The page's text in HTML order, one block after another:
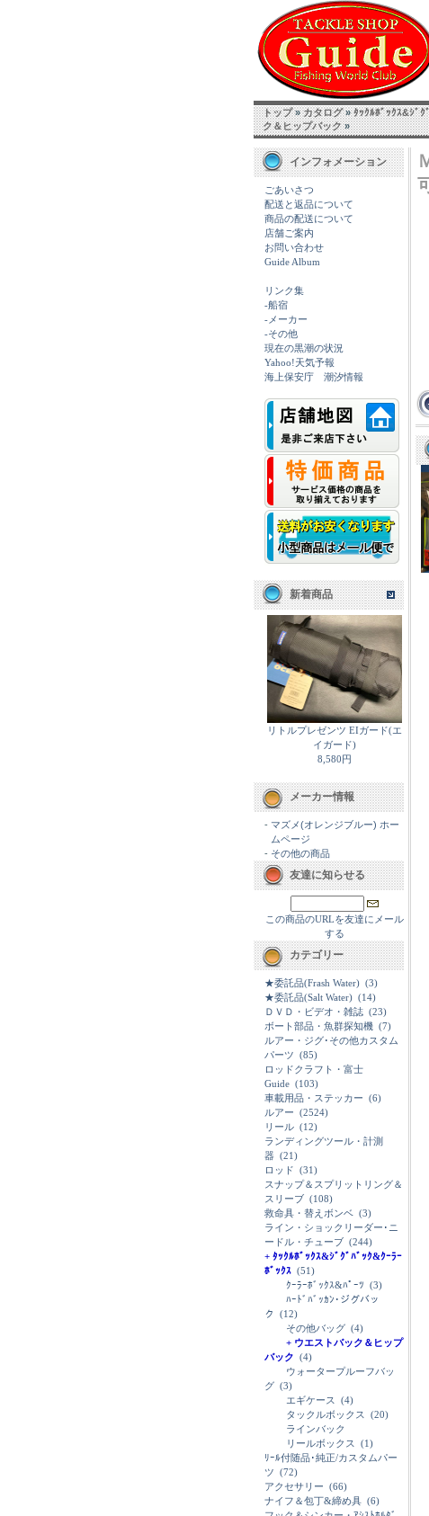
トップ»カタログ»ﾀｯｸﾙﾎﾞｯｸｽ&ｼﾞｸ
ク＆ヒップバック»
インフォメーション
ごあいさつ
配送と返品について
商品の配送について
店舗ご案内
お問い合わせ
Guide Album
リンク集
-船宿
-メーカー
-その他
現在の黒潮の状況
Yahoo!天気予報
海上保安庁 潮汐情報
新着商品
リトルプレゼンツ EIガード(エ
イガード)
8,580円
メーカー情報
- マズメ(オレンジブルー) ホー
ムページ
- その他の商品
友達に知らせる
この商品のURLを友達にメール
する
カテゴリー
★委託品(Frash Water) (3)
★委託品(Salt Water) (14)
ＤＶＤ・ビデオ・雑誌 (23)
ボート部品・魚群探知機 (7)
ルアー・ジグ･その他カスタム
パーツ (85)
ロッドクラフト・富士
Guide (103)
車載用品・ステッカー (6)
ルアー (2524)
リール (12)
ランディングツール・計測
器 (21)
ロッド (31)
スナップ＆スプリットリング＆
スリーブ (108)
救命具・替えボンベ (3)
ライン・ショックリーダー･ニ
ードル・チューブ (244)
+ ﾀｯｸﾙﾎﾞｯｸｽ&ｼﾞｸﾞﾊﾞｯｸ&ｸｰﾗｰ
ﾎﾞｯｸｽ (51)
ｸｰﾗｰﾎﾞｯｸｽ&ﾊﾟｰﾂ (3)
ﾊｰﾄﾞﾊﾞｯｶﾝ･ジグバッ
ク
(12)
その他バッグ (4)
+ ウエストバック＆ヒップ
バック (4)
ウォータープルーフバッ
グ (3)
エギケース
(4)
タックルボックス
(20)
ラインバック
リールボックス
(1)
ﾘｰﾙ付随品･純正/カスタムパー
ツ (72)
アクセサリー (66)
ナイフ＆包丁&締め具 (6)